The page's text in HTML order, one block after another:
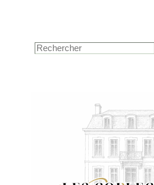
contenu
Rechercher